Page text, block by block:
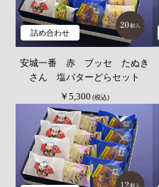
詰め合わせ
安城一番 赤 ブッセ たぬき
さん 塩バターどらセット
￥5,300 (税込)